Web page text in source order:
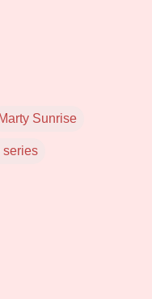
Marty Sunrise
series